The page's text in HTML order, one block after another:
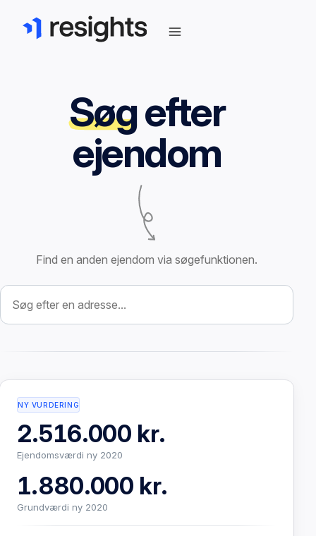
Søgefter
ejendom
Find en anden ejendom via søgefunktionen.
Søg efter ejendom
NY VURDERING
2.516.000 kr.
Ejendomsværdi ny 2020
1.880.000 kr.
Grundværdi ny 2020